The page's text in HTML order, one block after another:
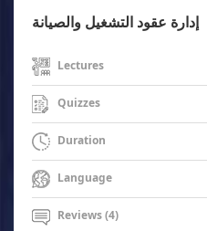
إدارة عقود التشغيل والصيانة
Lectures
Quizzes
Duration
Language
Reviews (4)